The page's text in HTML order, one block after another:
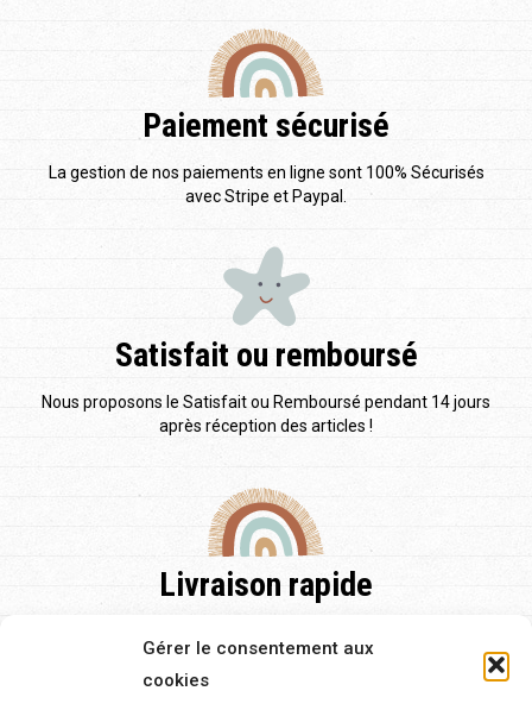
Gérer le consentement aux
cookies
Paiement sécurisé
La gestion de nos paiements en ligne sont 100% Sécurisés
avec Stripe et Paypal.
Satisfait ou remboursé
Nous proposons le Satisfait ou Remboursé pendant 14 jours
après réception des articles !
Livraison rapide
l'Europe et de 2 à 5 jours.